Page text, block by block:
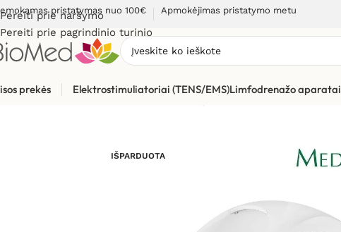
Pereiti prie naršymo
Pereiti prie pagrindinio turinio
pristatymas nuo 100€ Apmokėjimas pristatymo metu
prekės Elektrostimuliatoriai (TENS/EMS)Limfodrenažo aparatai
Masažuokliai
IŠPARDUOTA